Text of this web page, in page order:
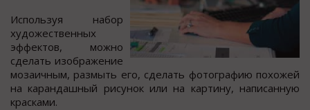
Используя набор
художественных
эффектов, можно
сделать изображение
мозаичным, размыть его, сделать фотографию похожей
на карандашный рисунок или на картину, написанную
красками.